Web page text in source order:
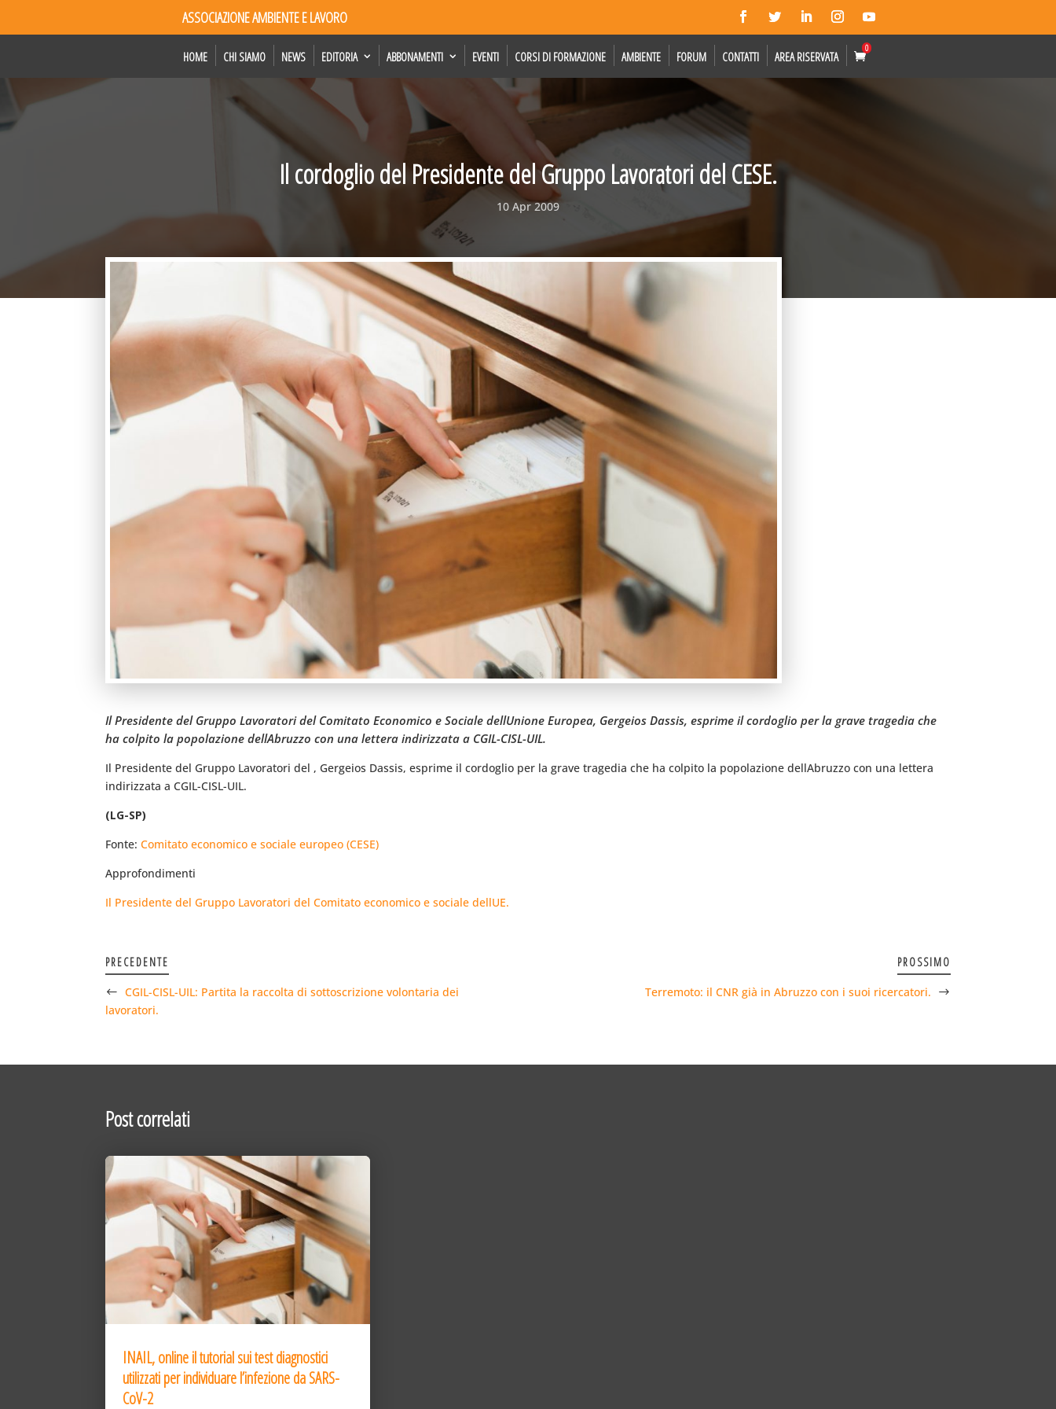
ASSOCIAZIONE AMBIENTE E LAVORO
HOME CHI SIAMO NEWS EDITORIA ABBONAMENTI EVENTI CORSI DI FORMAZIONE AMBIENTE FORUM CONTATTI AREA RISERVATA
0
Il cordoglio del Presidente del Gruppo Lavoratori del CESE.
10 Apr 2009
Il Presidente del Gruppo Lavoratori del Comitato Economico e Sociale dellUnione Europea, Gergeios Dassis, esprime il cordoglio per la grave tragedia che
ha colpito la popolazione dellAbruzzo con una lettera indirizzata a CGIL-CISL-UIL.
Il Presidente del Gruppo Lavoratori del , Gergeios Dassis, esprime il cordoglio per la grave tragedia che ha colpito la popolazione dellAbruzzo con una lettera
indirizzata a CGIL-CISL-UIL.
(LG-SP)
Fonte:Comitato economico e sociale europeo (CESE)
Approfondimenti
Il Presidente del Gruppo Lavoratori del Comitato economico e sociale dellUE.
PRECEDENTE
CGIL-CISL-UIL: Partita la raccolta di sottoscrizione volontaria dei
lavoratori.
PROSSIMO
Terremoto: il CNR già in Abruzzo con i suoi ricercatori.
Post correlati
INAIL, online il tutorial sui test diagnostici
utilizzati per individuare l’infezione da SARS-
CoV-2